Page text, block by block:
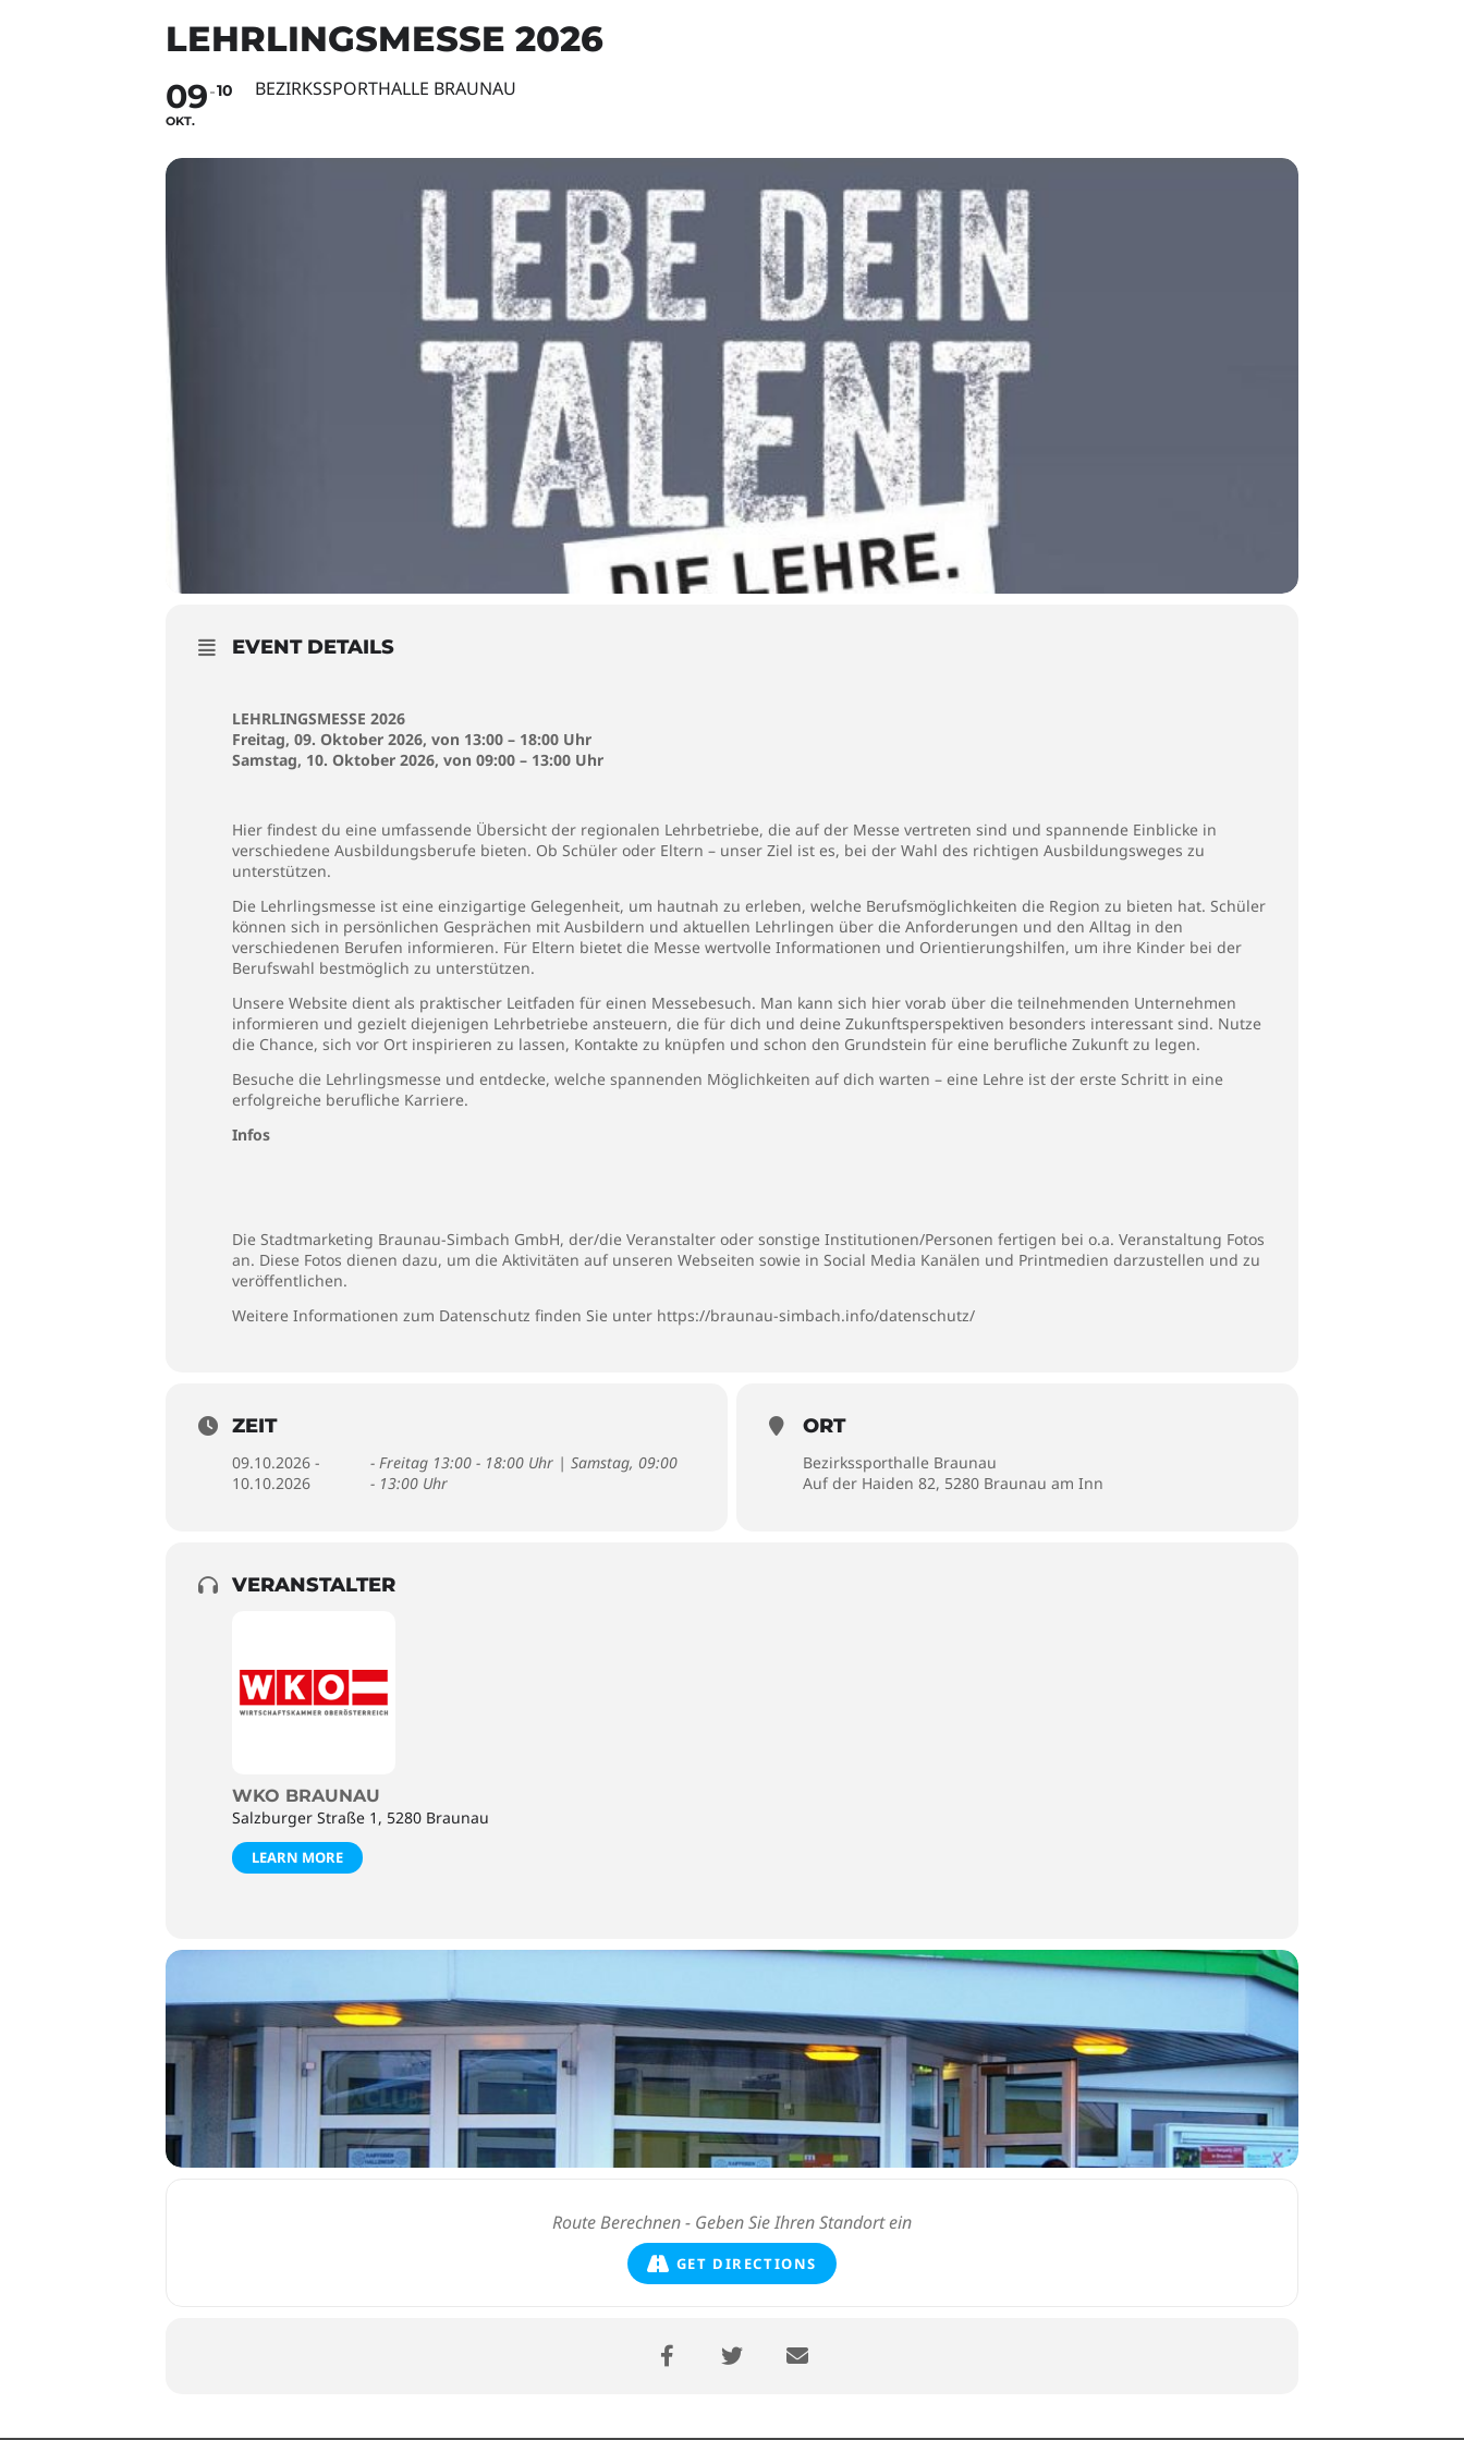
LEHRLINGSMESSE 2026
09
OKT.
10 BEZIRKSSPORTHALLE BRAUNAU
EVENT DETAILS
LEHRLINGSMESSE 2026
Freitag, 09. Oktober 2026, von 13:00 – 18:00 Uhr
Samstag, 10. Oktober 2026, von 09:00 – 13:00 Uhr
Hier findest du eine umfassende Übersicht der regionalen Lehrbetriebe, die auf der Messe vertreten sind und spannende Einblicke in
verschiedene Ausbildungsberufe bieten. Ob Schüler oder Eltern – unser Ziel ist es, bei der Wahl des richtigen Ausbildungsweges zu
unterstützen.
Die Lehrlingsmesse ist eine einzigartige Gelegenheit, um hautnah zu erleben, welche Berufsmöglichkeiten die Region zu bieten hat. Schüler
können sich in persönlichen Gesprächen mit Ausbildern und aktuellen Lehrlingen über die Anforderungen und den Alltag in den
verschiedenen Berufen informieren. Für Eltern bietet die Messe wertvolle Informationen und Orientierungshilfen, um ihre Kinder bei der
Berufswahl bestmöglich zu unterstützen.
Unsere Website dient als praktischer Leitfaden für einen Messebesuch. Man kann sich hier vorab über die teilnehmenden Unternehmen
informieren und gezielt diejenigen Lehrbetriebe ansteuern, die für dich und deine Zukunftsperspektiven besonders interessant sind. Nutze
die Chance, sich vor Ort inspirieren zu lassen, Kontakte zu knüpfen und schon den Grundstein für eine berufliche Zukunft zu legen.
Besuche die Lehrlingsmesse und entdecke, welche spannenden Möglichkeiten auf dich warten – eine Lehre ist der erste Schritt in eine
erfolgreiche berufliche Karriere.
Infos
Die Stadtmarketing Braunau-Simbach GmbH, der/die Veranstalter oder sonstige Institutionen/Personen fertigen bei o.a. Veranstaltung Fotos
an. Diese Fotos dienen dazu, um die Aktivitäten auf unseren Webseiten sowie in Social Media Kanälen und Printmedien darzustellen und zu
veröffentlichen.
Weitere Informationen zum Datenschutz finden Sie unter https://braunau-simbach.info/datenschutz/
ZEIT
09.10.2026 -
10.10.2026
- Freitag 13:00 - 18:00 Uhr | Samstag, 09:00
- 13:00 Uhr
ORT
Bezirkssporthalle Braunau
Auf der Haiden 82, 5280 Braunau am Inn
VERANSTALTER
WKO BRAUNAU
Salzburger Straße 1, 5280 Braunau
LEARN MORE
GET DIRECTIONS